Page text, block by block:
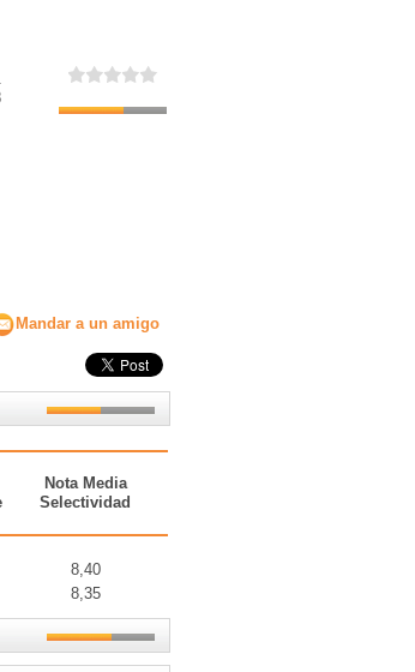
Mandar a un amigo
Nota Media
Selectividad
8,40
8,35